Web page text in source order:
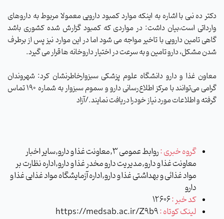
دکتر ده نبی با اشاره به اینکه موارد کمبود دارویی معمولا مربوط به داروهای
وارداتی است،بیان داشت: در مواردی که کمبود گزارش شده کشوری باشد
گاهی تامین دارویی با تاخیر مواجه می شود اما در این موارد نیز پس از برطرف
شدن مشکل، دارو تامین و به سرعت در اختیار داروخانه ها قرار می گیرد.
معاون غذا و دارو دانشگاه علوم پزشکی سبزوارخاطرنشان کرد: شهروندان
گرامی می‌توانند با مرکز اطلاع‌رسانی دارو و سموم سبزوار به شماره 190 تماس
گرفته و اطلاعات مورد نیاز خودرا دریافت نمایند./آزاد
گروه خبری :
روابط عمومی 3,معاونت غذا و دارو,سایر اخبار
معاونت غذا و دارو,مدیریت دارو مخدر غذا و دارو,اداره نظارت بر
مواد غذائی و بهداشتی غذا و دارو,اداره آزمایشگاه مواد غذایی غذا و
دارو
کد خبر :12606
لینک کوتاه :https://medsab.ac.ir/Z9b9